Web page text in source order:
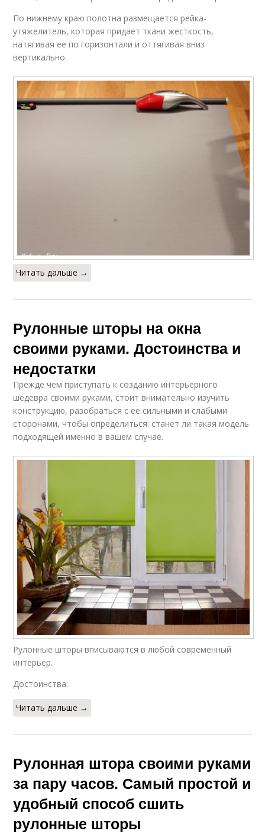
По нижнему краю полотна размещается рейка-
утяжелитель, которая придает ткани жесткость,
натягивая ее по горизонтали и оттягивая вниз
вертикально.
Читать дальше →
Рулонные шторы на окна
своими руками. Достоинства и
недостатки
Прежде чем приступать к созданию интерьерного
шедевра своими руками, стоит внимательно изучить
конструкцию, разобраться с ее сильными и слабыми
сторонами, чтобы определиться: станет ли такая модель
подходящей именно в вашем случае.
Рулонные шторы вписываются в любой современный
интерьер.
Достоинства:
Читать дальше →
Рулонная штора своими руками
за пару часов. Самый простой и
удобный способ сшить
рулонные шторы